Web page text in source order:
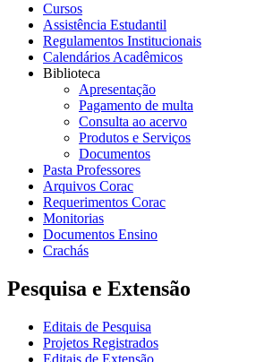
Cursos
Assistência Estudantil
Regulamentos Institucionais
Calendários Acadêmicos
Biblioteca
Apresentação
Pagamento de multa
Consulta ao acervo
Produtos e Serviços
Documentos
Pasta Professores
Arquivos Corac
Requerimentos Corac
Monitorias
Documentos Ensino
Crachás
Pesquisa e Extensão
Editais de Pesquisa
Projetos Registrados